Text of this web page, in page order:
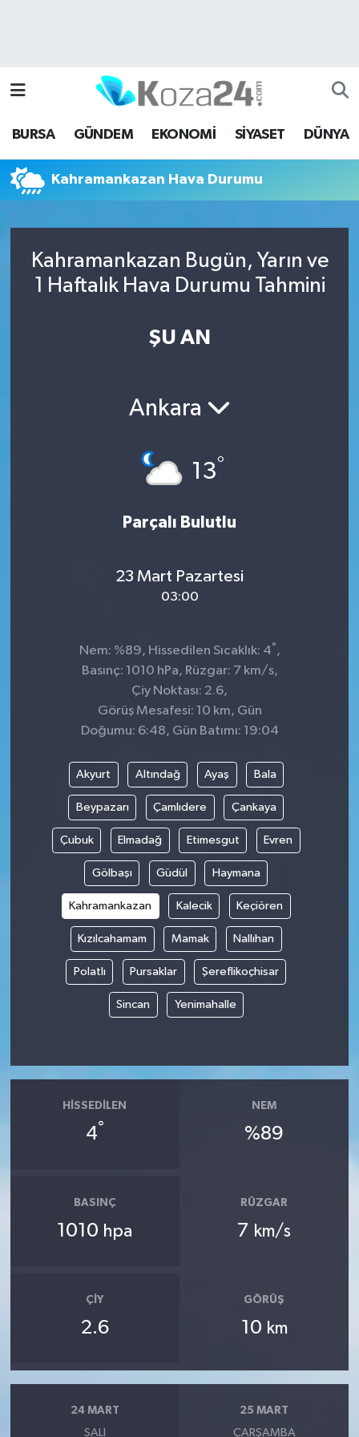
BURSA GÜNDEM EKONOMİ SİYASET DÜNYA
Kahramankazan Hava Durumu
Kahramankazan Bugün, Yarın ve
1 Haftalık Hava Durumu Tahmini
ŞU AN
Ankara
13°
Parçalı Bulutlu
23 Mart Pazartesi
03:00
Nem: %89, Hissedilen Sıcaklık: 4° ,
Basınç: 1010 hPa, Rüzgar: 7 km/s,
Çiy Noktası: 2.6,
Görüş Mesafesi: 10 km, Gün
Doğumu: 6:48, Gün Batımı: 19:04
Akyurt Altındağ Ayaş Bala
Beypazarı Çamlıdere Çankaya
Çubuk Elmadağ Etimesgut Evren
Gölbaşı Güdül Haymana
Kahramankazan Kalecik Keçiören
Kızılcahamam Mamak Nallıhan
Polatlı Pursaklar Şereflikoçhisar
Sincan Yenimahalle
HISSEDILEN
4°
NEM
%89
BASINÇ
1010 hpa
RÜZGAR
7 km/s
ÇIY
2.6
GÖRÜŞ
10 km
24 MART
SALI
25 MART
ÇARŞAMBA
Bursa Hava Durumu
Bursa Namaz Vakitleri
Bursa Trafik Yoğunluk Haritası
Tüm Manşetler